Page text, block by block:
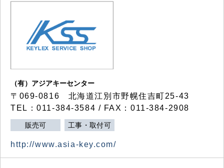
（有）アジアキーセンター
〒069-0816 北海道江別市野幌住吉町25-43
TEL：011-384-3584 / FAX：011-384-2908
販売可 工事・取付可
http://www.asia-key.com/